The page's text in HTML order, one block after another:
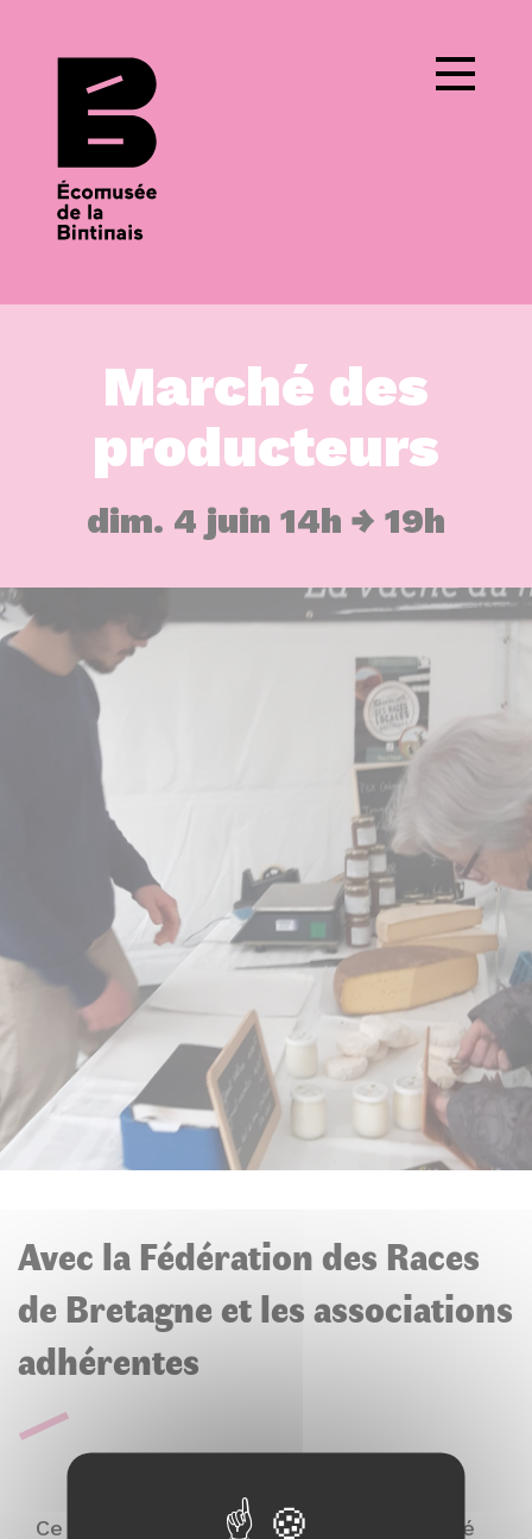
Marché des
producteurs
dim. 4 juin 14h 19h
Avec la Fédération des Races
de Bretagne et les associations
adhérentes
Ce marché met à l’honneur la biodiversité